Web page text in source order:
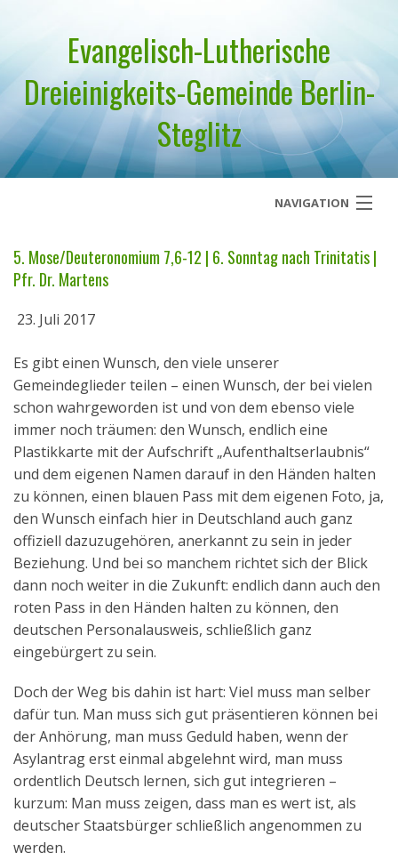
Evangelisch-Lutherische
Dreieinigkeits-Gemeinde Berlin-
Steglitz
NAVIGATION
Über uns
Geistliches Wort
Termine
Aktuelles
Kontakt
English
5. Mose/Deuteronomium 7,6-12 | 6. Sonntag nach Trinitatis |
Pfr. Dr. Martens
23. Juli 2017
Es gibt einen Wunsch, den viele unserer
Gemeindeglieder teilen – einen Wunsch, der bei vielen
schon wahrgeworden ist und von dem ebenso viele
immer noch träumen: den Wunsch, endlich eine
Plastikkarte mit der Aufschrift „Aufenthaltserlaubnis“
und dem eigenen Namen darauf in den Händen halten
zu können, einen blauen Pass mit dem eigenen Foto, ja,
den Wunsch einfach hier in Deutschland auch ganz
offiziell dazuzugehören, anerkannt zu sein in jeder
Beziehung. Und bei so manchem richtet sich der Blick
dann noch weiter in die Zukunft: endlich dann auch den
roten Pass in den Händen halten zu können, den
deutschen Personalausweis, schließlich ganz
eingebürgert zu sein.
Doch der Weg bis dahin ist hart: Viel muss man selber
dafür tun. Man muss sich gut präsentieren können bei
der Anhörung, man muss Geduld haben, wenn der
Asylantrag erst einmal abgelehnt wird, man muss
ordentlich Deutsch lernen, sich gut integrieren –
kurzum: Man muss zeigen, dass man es wert ist, als
deutscher Staatsbürger schließlich angenommen zu
werden.